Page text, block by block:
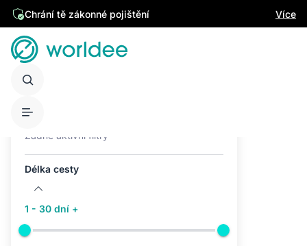
Chrání tě zákonné pojištění Více
Žádné aktivní filtry
Délka cesty
1 - 30 dní +